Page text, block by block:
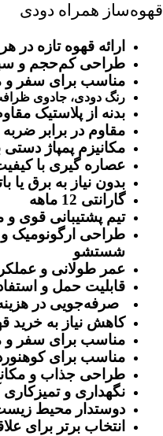
قهوه‌ساز همراه دودی
ارائه قهوه تازه در
طراحی کم‌حجم و
مناسب برای سفر و
رنگ دودی، جادوی
بدنه از پلاستیک
مقاوم در برابر
مکانیزم پمپاژ دستی با
عصاره ‌گیری با
بدون نیاز به برق یا
گارانتی 12 ماهه
تیم پشتیبانی قوی و
طراحی ارگونومیک
شستشو
عمر طولانی و
قابلیت حمل و
صرفه‌جویی در
کاهش نیاز به خرید
مناسب برای سفر و
مناسب برای
طراحی جذاب و
نگهداری و
دوستدار محیط
انتخاب برتر برای